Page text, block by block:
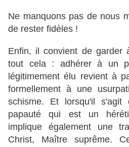
Ne manquons pas de nous
de rester fidèles !
Enfin, il convient de garder
tout cela : adhérer à un
légitimement élu revient à
formellement à une
schisme. Et lorsqu'il s'agit
papauté qui est un
implique également une
Christ, Maître suprême.